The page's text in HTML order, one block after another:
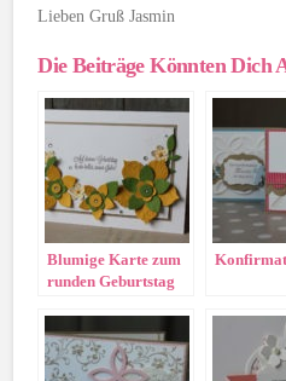
Lieben Gruß Jasmin
Die Beiträge Könnten Dich
Blumige Karte zum
runden Geburtstag